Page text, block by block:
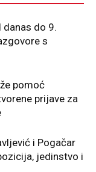
danas do 9.
s
pomoć
prijave za
i Pogačar
jedinstvo i